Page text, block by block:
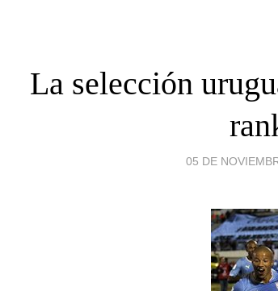
La selección
05 DE